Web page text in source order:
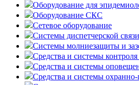
Оборудование для
Оборудование СКС
Сетевое оборудование
Системы диспетчерской
Системы молниезащиты и
Средства и системы
Средства и системы
Средства и системы